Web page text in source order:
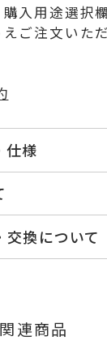
入用途選択
ご注文いた
仕様
モンド
からは19,800
交換について
りご注文状
関連商品